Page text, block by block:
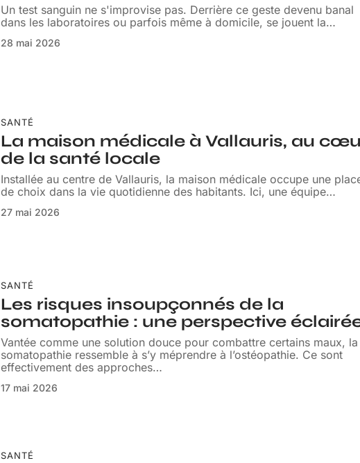
Un test sanguin ne s'improvise pas. Derrière ce geste devenu banal
dans les laboratoires ou parfois même à domicile, se jouent la…
28 mai 2026
SANTÉ
La maison médicale à Vallauris, au
de la santé locale
Installée au centre de Vallauris, la maison médicale occupe une
de choix dans la vie quotidienne des habitants. Ici, une équipe…
27 mai 2026
SANTÉ
Les risques insoupçonnés de la
somatopathie : une perspective
Vantée comme une solution douce pour combattre certains maux, la
somatopathie ressemble à s’y méprendre à l’ostéopathie. Ce sont
effectivement des approches…
17 mai 2026
SANTÉ